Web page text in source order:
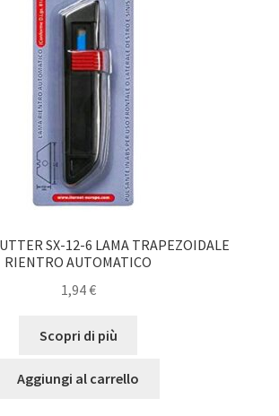
SX-12-6 LAMA TRAPEZOIDALE
RIENTRO AUTOMATICO
1,94€
Scopri di più
Aggiungi al carrello